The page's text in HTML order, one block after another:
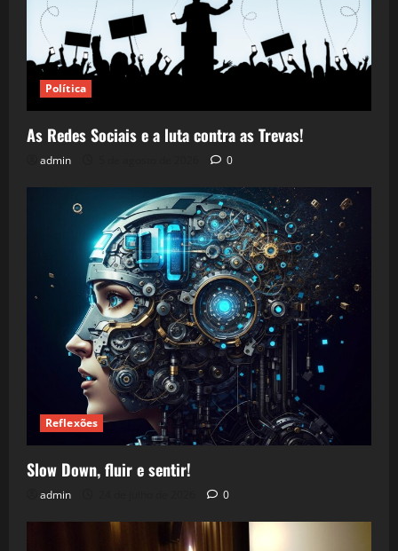
Política
As Redes Sociais e a luta contra as Trevas!
admin 0
Reflexões
Slow Down, fluir e sentir!
admin 0